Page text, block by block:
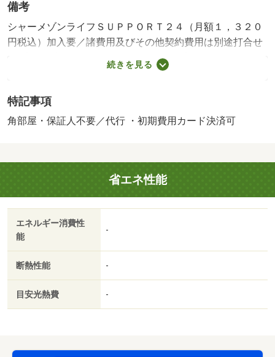
備考
シャーメゾンライフＳＵＰＰＯＲＴ２４（月額１，３２０
円税込）加入要／諸費用及びその他契約費用は別途打合せ
／※家具や車は配置イメージであり、賃貸物件には含まれ
ません（家具家電付等を除く）。／電力会社との太陽光発
続きに一定の期間を要します。賃借人が売電収入を受領で
きるのは、賃貸借契約締結後６か月以上先になる場合があ
の２％、保証会社：積水ハウスシャーメゾンパートナー
ズ）・維持費等：シャーメゾンライフＳＵＰＰＯＲＴ２４
月額１，３２０円／月・少ないエネルギー消費で快適な暮
らしを支えるＺＥＨ物件☆入居者売電１．５ｋｗ搭載
♪【ポイント】無料Ｗｉ－Ｆｉ・宅配ＢＯＸ完備完備♪入居
してすぐ使えます♪・駐輪場：有・仲介手数料：１．１ヶ
円
続きを見る
特記事項
角部屋・保証人不要／代行 ・初期費用カード決済可
省エネ性能
エネルギー消費性
能
-
断熱性能 -
目安光熱費 -